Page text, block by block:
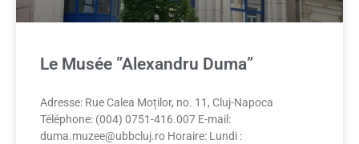
Le Musée ”Alexandru Duma”
Adresse: Rue Calea Moților, no. 11, Cluj-Napoca
Téléphone: (004) 0751-416.007 E-mail:
duma.muzee@ubbcluj.ro Horaire: Lundi :